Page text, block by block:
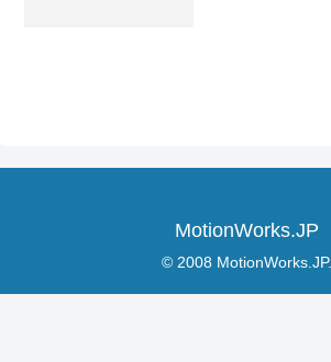
MotionWorks.JP
© 2008 MotionWorks.JP.